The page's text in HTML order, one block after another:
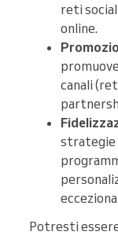
reti
online.
canali
strategie
Potresti